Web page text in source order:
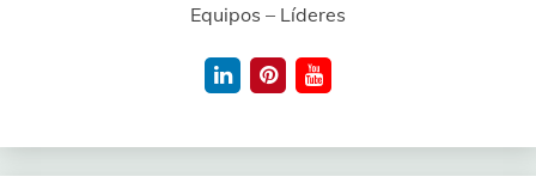
Equipos – Líderes